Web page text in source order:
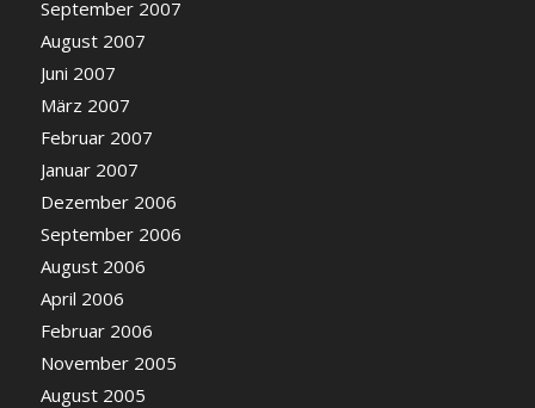
September 2007
August 2007
Juni 2007
März 2007
Februar 2007
Januar 2007
Dezember 2006
September 2006
August 2006
April 2006
Februar 2006
November 2005
August 2005